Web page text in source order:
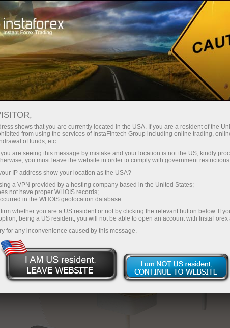
支持 即时开户 交易平台
对于合作伙伴 广告
shows that you are currently located in the USA. If you are a resident of the
from using the services of InstaFintech Group including online trading,
of funds, etc.
you are seeing this message by mistake and your location is not the US, kindly
you must leave the website in order to comply with government
IP address show your location as the USA?
a VPN provided by a hosting company based in the United States;
not have proper WHOIS records;
in the WHOIS geolocation database.
whether you are a US resident or not by clicking the relevant button below. If
being a US resident, you will not be able to open an account with InstaForex
for any inconvenience caused by this message.